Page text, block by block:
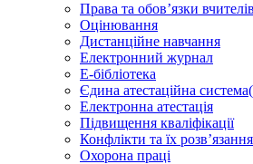
Права та обов’язки вчителів
Оцінювання
Дистанційне навчання
Електронний журнал
E-бібліотека
Єдина атестаційна
Електронна атестація
Підвищення кваліфікації
Конфлікти та їх розв’язання
Охорона праці